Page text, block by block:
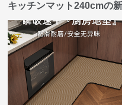
キッチンマット240cmの